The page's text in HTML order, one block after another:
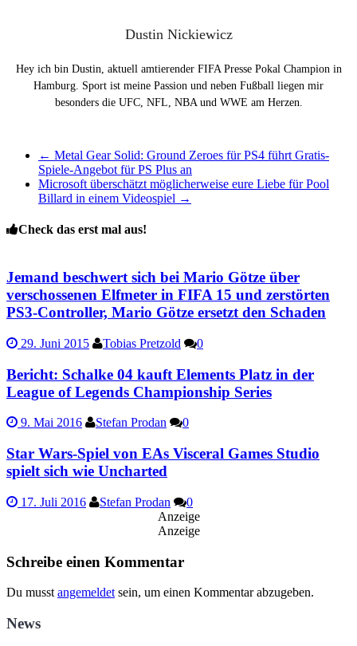
Dustin Nickiewicz
Hey ich bin Dustin, aktuell amtierender FIFA Presse Pokal Champion in
Hamburg. Sport ist meine Passion und neben Fußball liegen mir
besonders die UFC, NFL, NBA und WWE am Herzen.
← Metal Gear Solid: Ground Zeroes für PS4 führt Gratis-
Spiele-Angebot für PS Plus an
Microsoft überschätzt möglicherweise eure Liebe für Pool
Billard in einem Videospiel →
Check das erst mal aus!
Jemand beschwert sich bei Mario Götze über
verschossenen Elfmeter in FIFA 15 und zerstörten
PS3-Controller, Mario Götze ersetzt den Schaden
29. Juni 2015 Tobias Pretzold 0
Bericht: Schalke 04 kauft Elements Platz in der
League of Legends Championship Series
9. Mai 2016 Stefan Prodan 0
Star Wars-Spiel von EAs Visceral Games Studio
spielt sich wie Uncharted
17. Juli 2016 Stefan Prodan
0
Anzeige
Anzeige
Schreibe einen Kommentar
Du musst angemeldet sein, um einen Kommentar abzugeben.
News